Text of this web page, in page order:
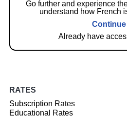
Go further and experience
understand how French
Continue
Already have
RATES
Subscription Rates
Educational Rates